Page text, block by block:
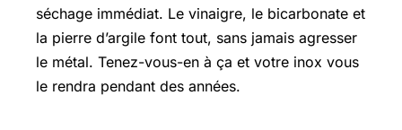
séchage immédiat. Le vinaigre, le bicarbonate et
la pierre d’argile font tout, sans jamais agresser
le métal. Tenez-vous-en à ça et votre inox vous
le rendra pendant des années.